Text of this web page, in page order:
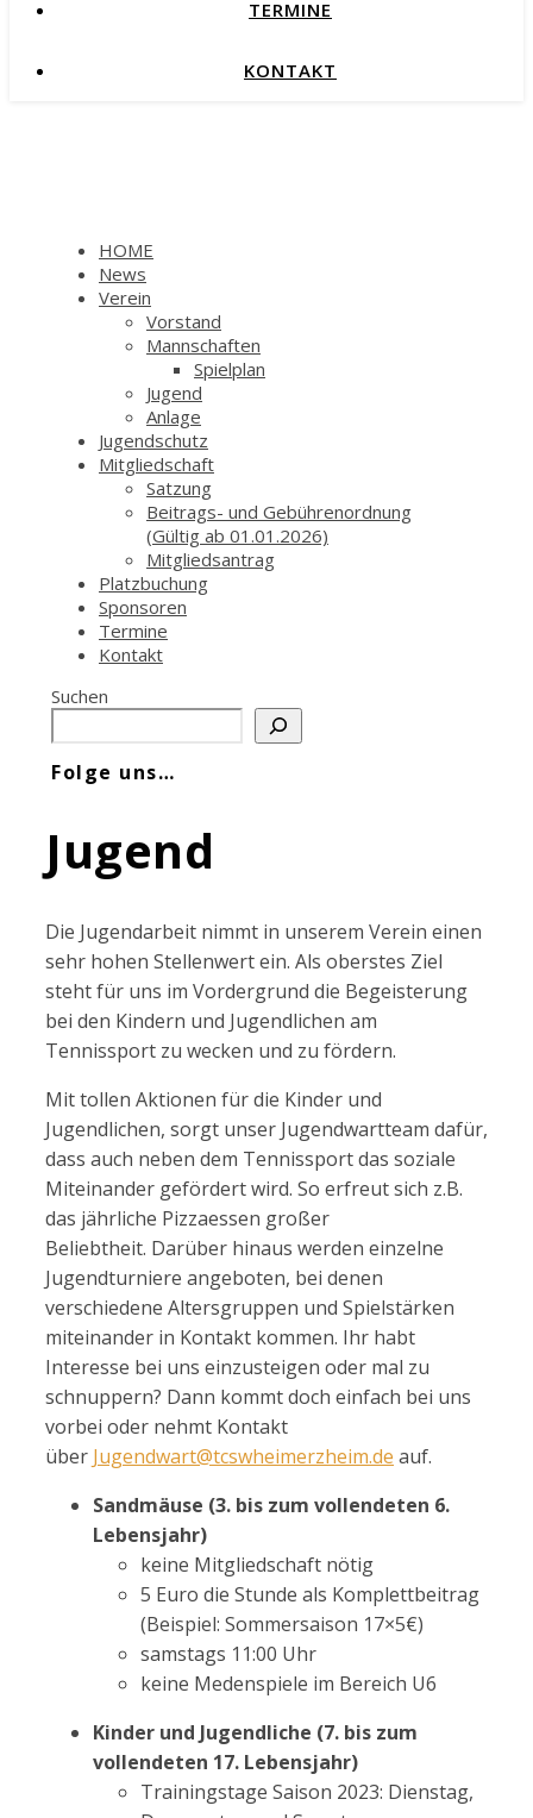
TERMINE
KONTAKT
HOME
News
Verein
Vorstand
Mannschaften
Spielplan
Jugend
Anlage
Jugendschutz
Mitgliedschaft
Satzung
Beitrags- und Gebührenordnung
(Gültig ab 01.01.2026)
Mitgliedsantrag
Platzbuchung
Sponsoren
Termine
Kontakt
Suchen
Folge uns…
Jugend
Die Jugendarbeit nimmt in unserem Verein einen
sehr hohen Stellenwert ein. Als oberstes Ziel
steht für uns im Vordergrund die Begeisterung
bei den Kindern und Jugendlichen am
Tennissport zu wecken und zu fördern.
Mit tollen Aktionen für die Kinder und
Jugendlichen, sorgt unser Jugendwartteam dafür,
dass auch neben dem Tennissport das soziale
Miteinander gefördert wird. So erfreut sich z.B.
das jährliche Pizzaessen großer
Beliebtheit. Darüber hinaus werden einzelne
Jugendturniere angeboten, bei denen
verschiedene Altersgruppen und Spielstärken
miteinander in Kontakt kommen. Ihr habt
Interesse bei uns einzusteigen oder mal zu
schnuppern? Dann kommt doch einfach bei uns
vorbei oder nehmt Kontakt
über Jugendwart@tcswheimerzheim.de auf.
Sandmäuse (3. bis zum vollendeten 6.
Lebensjahr)
keine Mitgliedschaft nötig
5 Euro die Stunde als Komplettbeitrag
(Beispiel: Sommersaison 17×5€)
samstags 11:00 Uhr
keine Medenspiele im Bereich U6
Kinder und Jugendliche (7. bis zum
vollendeten 17. Lebensjahr)
Trainingstage Saison 2023: Dienstag,